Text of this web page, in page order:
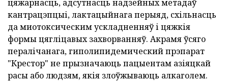
цяжарнасць, адсутнасць надзейных метадаў
кантрацэпцыі, лактацыйнага перыяд, схільнасць
да миотоксическим ускладненняў і цяжкія
формы цягліцавых захворванняў. Акрамя ўсяго
пералічанага, гиполипидемический прэпарат
"Крестор" не прызначаюць пацыентам азіяцкай
расы або людзям, якія злоўжываюць алкаголем.